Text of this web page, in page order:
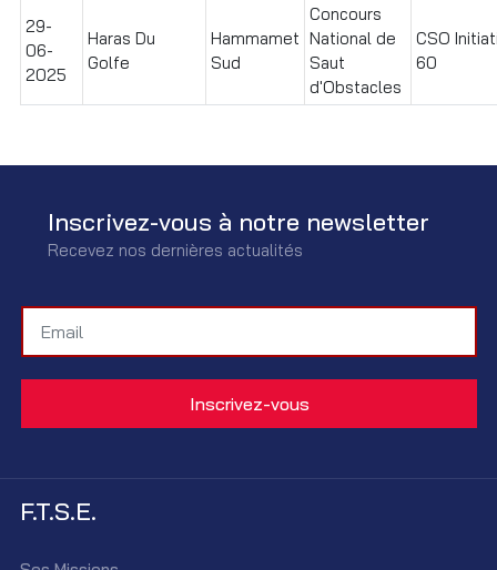
29-
06-
2025
Haras Du
Golfe
Hammamet
Sud
Concours
National de
Saut
d'Obstacles
CSO
60
Inscrivez-vous à notre newsletter
Recevez nos dernières actualités
F.T.S.E.